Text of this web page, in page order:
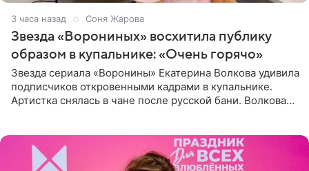
3 часа назад Соня Жарова
Звезда «Ворониных» восхитила публику
образом в купальнике: «Очень горячо»
Звезда сериала «Воронины» Екатерина Волкова удивила
подписчиков откровенными кадрами в купальнике.
Артистка снялась в чане после русской бани. Волкова